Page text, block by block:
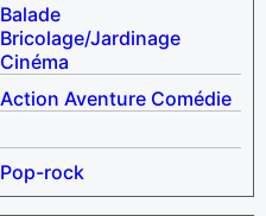
Balade
Bricolage/Jardinage
Cinéma
Action Aventure Comédie
Pop-rock